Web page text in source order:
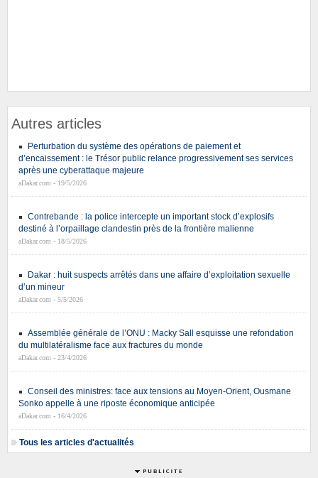
Autres articles
Perturbation du système des opérations de paiement et
d’encaissement : le Trésor public relance progressivement ses services
après une cyberattaque majeure
aDakar.com - 19/5/2026
Contrebande : la police intercepte un important stock d’explosifs
destiné à l’orpaillage clandestin près de la frontière malienne
aDakar.com - 18/5/2026
Dakar : huit suspects arrêtés dans une affaire d’exploitation sexuelle
d’un mineur
aDakar.com - 5/5/2026
Assemblée générale de l’ONU : Macky Sall esquisse une refondation
du multilatéralisme face aux fractures du monde
aDakar.com - 23/4/2026
Conseil des ministres: face aux tensions au Moyen-Orient, Ousmane
Sonko appelle à une riposte économique anticipée
aDakar.com - 16/4/2026
Tous les articles d'actualités